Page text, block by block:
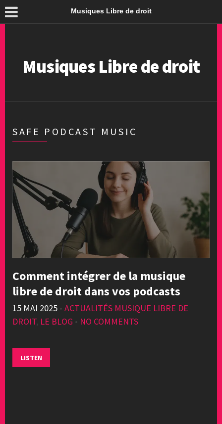
Musiques Libre de droit
Musiques Libre de droit
SAFE PODCAST MUSIC
Comment intégrer de la musique
libre de droit dans vos podcasts
15 MAI 2025 • ACTUALITÉS MUSIQUE LIBRE DE
DROIT, LE BLOG • NO COMMENTS
LISTEN